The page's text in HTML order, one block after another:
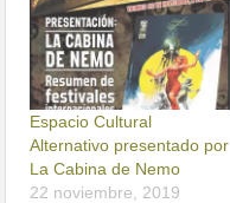
Espacio Cultural
Alternativo presentado por
La Cabina de Nemo
22 noviembre, 2019